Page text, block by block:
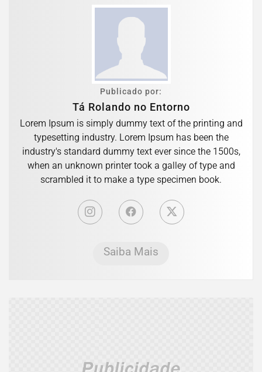
Publicado por:
Tá Rolando no Entorno
Lorem Ipsum is simply dummy text of the printing and
typesetting industry. Lorem Ipsum has been the
industry's standard dummy text ever since the 1500s,
when an unknown printer took a galley of type and
scrambled it to make a type specimen book.
Saiba Mais